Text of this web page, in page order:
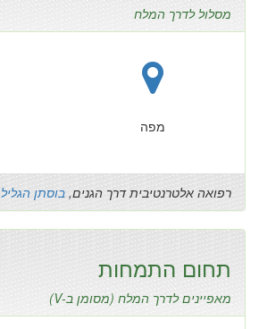
מסלול לדרך המלח
מפה
רפואה אלטרנטיבית דרך הגנים, בוסתן הגליל
תחום התמחות
מאפיינים לדרך המלח (מסומן ב-V)